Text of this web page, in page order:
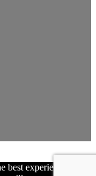
best experience on